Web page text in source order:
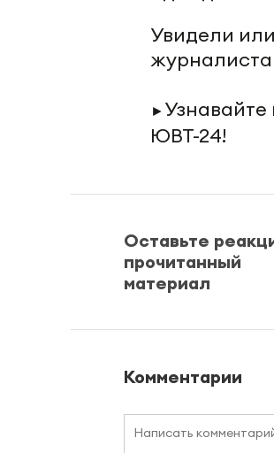
Увидели
►
ЮВТ-24!
Оставьте
прочитанный
материал
Комментарии